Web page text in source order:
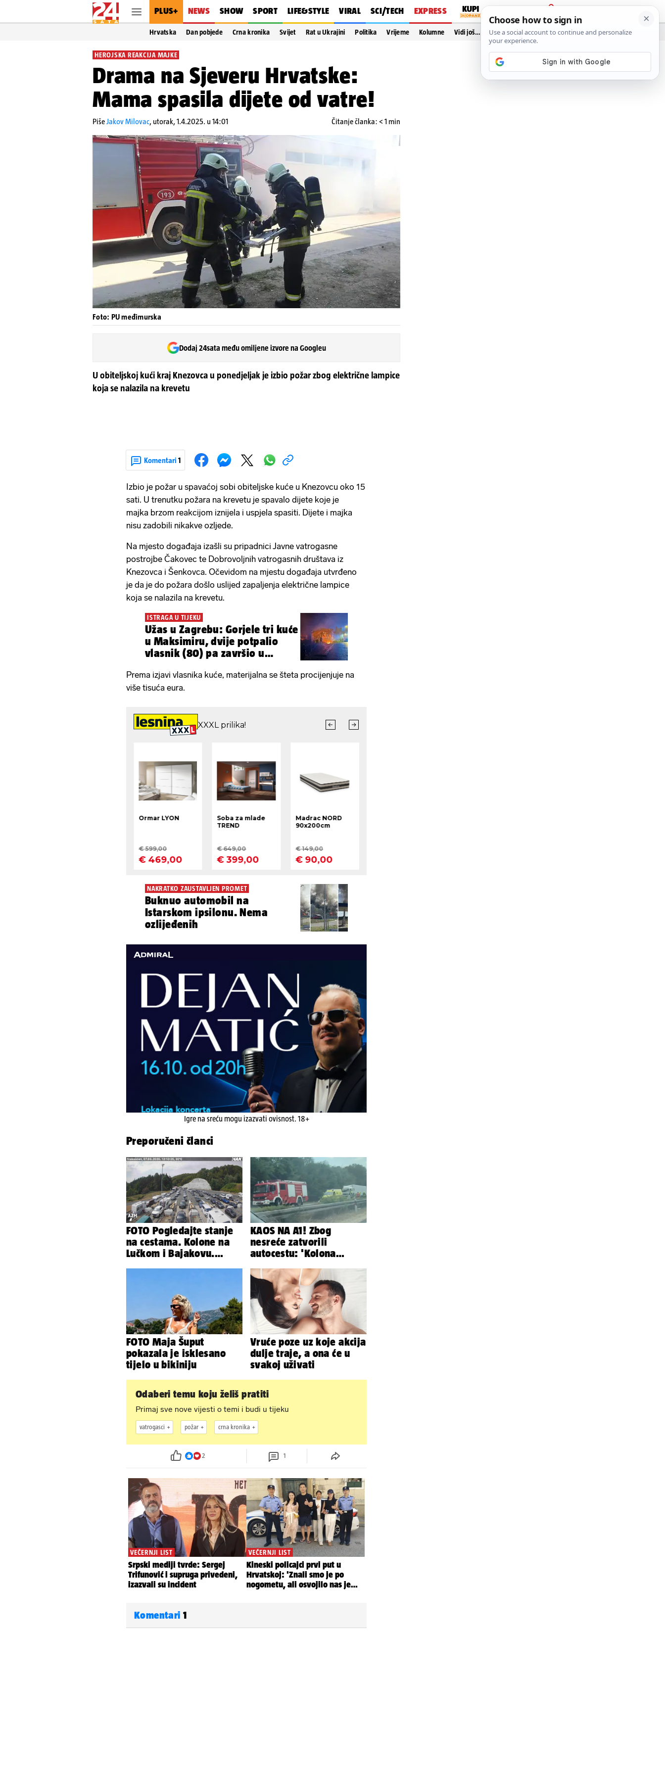
PLUS+ NEWS SHOW SPORT LIFE&STYLE VIRAL SCI/TECH EXPRESS
PRIJAVA
Hrvatska Dan pobjede Crna kronika Svijet Rat u Ukrajini Politika Vrijeme Kolumne Vidi još…
HEROJSKA REAKCIJA MAJKE
Drama na Sjeveru Hrvatske:
Mama spasila dijete od vatre!
PišeJakov Milovac, utorak, 1.4.2025. u 14:01 Čitanje članka: < 1 min
Foto: PU međimurska
Dodaj 24sata među omiljene izvore na Googleu
U obiteljskoj kući kraj Knezovca u ponedjeljak je izbio požar zbog električne lampice
koja se nalazila na krevetu
Komentari 1
Izbio je požar u spavaćoj sobi obiteljske kuće u Knezovcu oko 15
sati. U trenutku požara na krevetu je spavalo dijete koje je
majka brzom reakcijom iznijela i uspjela spasiti. Dijete i majka
nisu zadobili nikakve ozljede.
Na mjesto događaja izašli su pripadnici Javne vatrogasne
postrojbe Čakovec te Dobrovoljnih vatrogasnih društava iz
Knezovca i Šenkovca. Očevidom na mjestu događaja utvrđeno
je da je do požara došlo uslijed zapaljenja električne lampice
koja se nalazila na krevetu.
ISTRAGA U TIJEKU
Užas u Zagrebu: Gorjele tri kuće
u Maksimiru, dvije potpalio
vlasnik (80) pa završio u
Prema izjavi vlasnika kuće, materijalna se šteta procijenjuje na
više tisuća eura.
NAKRATKO ZAUSTAVLJEN PROMET
Buknuo automobil na
Istarskom ipsilonu. Nema
ozlijeđenih
Igre na sreću mogu izazvati ovisnost. 18+
Preporučeni članci
FOTO Pogledajte stanje
na cestama. Kolone na
Lučkom i Bajakovu.
KAOS NA A1! Zbog
nesreće zatvorili
autocestu: 'Kolona
km...'
FOTO Maja Šuput
pokazala je isklesano
tijelo u bikiniju
Vruće poze uz koje akcija
dulje traje, a ona će u
svakoj uživati
Odaberi temu koju želiš pratiti
Primaj sve nove vijesti o temi i budi u tijeku
vatrogasci požar crna kronika
2 1
Komentari 1